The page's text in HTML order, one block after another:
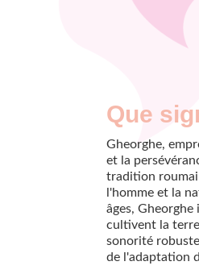
Que
Gheorghe,
et la
tradition
l'homme et la
âges, Gheorghe
cultivent la
sonorité
de l'adaptation